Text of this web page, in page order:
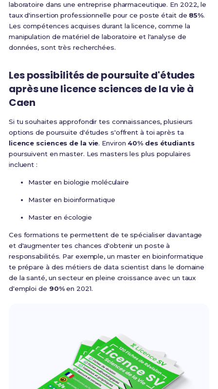
laboratoire dans une entreprise pharmaceutique. En 2022, le
taux d'insertion professionnelle pour ce poste était de 85%.
Les compétences acquises durant la licence, comme la
manipulation de matériel de laboratoire et l'analyse de
données, sont très recherchées.
Les possibilités de poursuite d'études
après une licence sciences de la vie à
Caen
Si tu souhaites approfondir tes connaissances, plusieurs
options de poursuite d'études s'offrent à toi après ta
licence sciences de la vie. Environ 40% des étudiants
poursuivent en master. Les masters les plus populaires
incluent :
Master en biologie moléculaire
Master en bioinformatique
Master en écologie
Ces formations te permettent de te spécialiser davantage
et d'augmenter tes chances d'obtenir un poste à
responsabilités. Par exemple, un master en bioinformatique
te prépare à des métiers de data scientist dans le domaine
de la santé, un secteur en pleine croissance avec un taux
d'emploi de 90%en 2021.